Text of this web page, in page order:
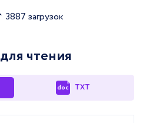
3887 загрузок
чтения
doc TXT